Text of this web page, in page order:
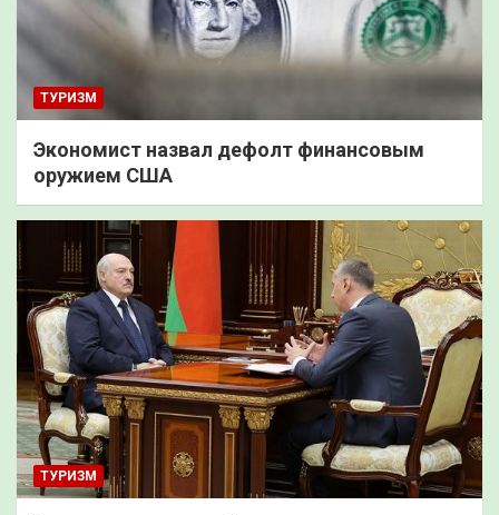
ТУРИЗМ
Экономист назвал дефолт финансовым
оружием США
ТУРИЗМ